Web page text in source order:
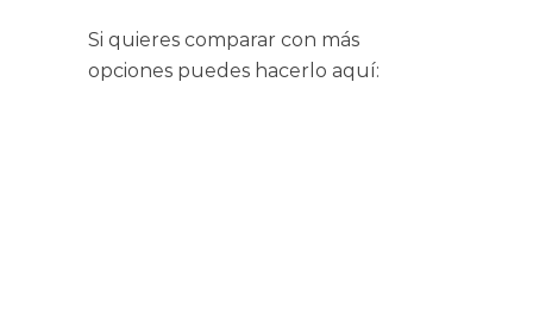
Si quieres comparar con más
opciones puedes hacerlo aquí: